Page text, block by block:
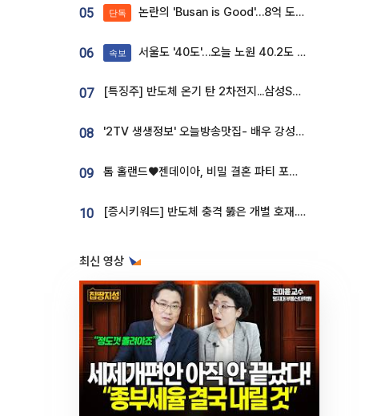
05 단독 논란의 'Busan is Good'…8억 도시브랜드, 용산 대통령실 CI 업체가 수행
06 속보 서울도 '40도'…오늘 노원 40.2도 기록
07 [특징주] 반도체 온기 탄 2차전지...삼성SDI, 장 초반 7% 넘게 껑충
08 '2TV 생생정보' 오늘방송맛집- 배우 강성진 단골! 쌀국수ㆍ푸팟퐁 커리 맛집 '블○○○'
09 톰 홀랜드♥젠데이아, 비밀 결혼 파티 포착⋯호텔 대관비만 9억
10 [증시키워드] 반도체 충격 뚫은 개별 호재...포스코퓨처엠·에코프로·한화솔루션 '눈길'
최신 영상